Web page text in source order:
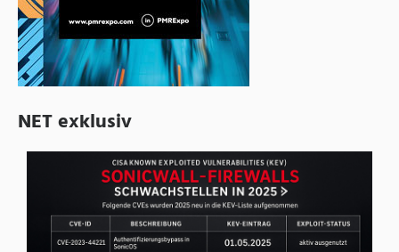
NET exklusiv